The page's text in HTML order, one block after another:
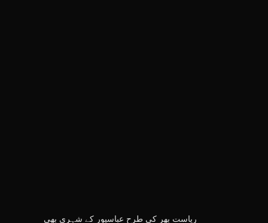
ریاست بھر کی طرح عباسپور کے شہری بھی